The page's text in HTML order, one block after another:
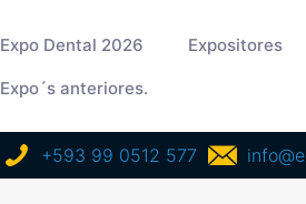
Expo Dental 2026 Expositores
Expo´s anteriores.
+593 99 0512 577